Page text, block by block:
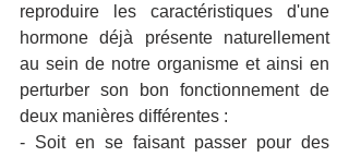
reproduire les caractéristiques d'une
hormone déjà présente naturellement
au sein de notre organisme et ainsi en
perturber son bon fonctionnement de
deux manières différentes :
- Soit en se faisant passer pour des